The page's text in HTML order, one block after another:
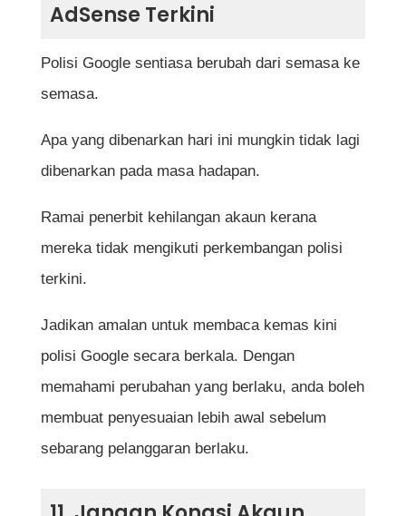
AdSense Terkini
Polisi Google sentiasa berubah dari semasa ke
semasa.
Apa yang dibenarkan hari ini mungkin tidak lagi
dibenarkan pada masa hadapan.
Ramai penerbit kehilangan akaun kerana
mereka tidak mengikuti perkembangan polisi
terkini.
Jadikan amalan untuk membaca kemas kini
polisi Google secara berkala. Dengan
memahami perubahan yang berlaku, anda boleh
membuat penyesuaian lebih awal sebelum
sebarang pelanggaran berlaku.